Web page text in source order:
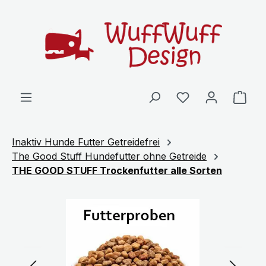
Inaktiv Hunde Futter Getreidefrei
The Good Stuff Hundefutter ohne Getreide
THE GOOD STUFF Trockenfutter alle Sorten